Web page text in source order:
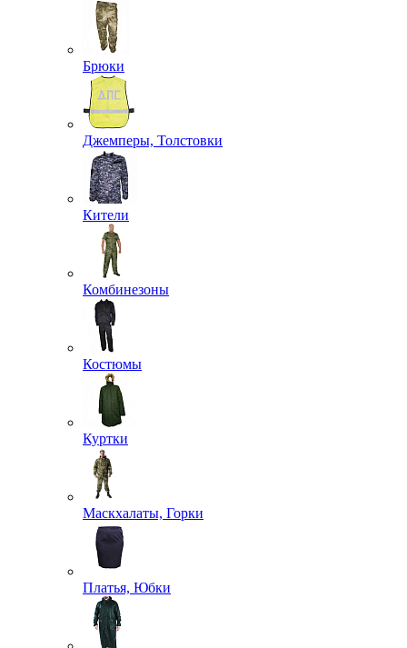
Брюки
Джемперы, Толстовки
Кители
Комбинезоны
Костюмы
Куртки
Маскхалаты, Горки
Платья, Юбки